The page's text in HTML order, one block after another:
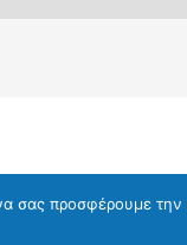
σας προσφέρουμε την